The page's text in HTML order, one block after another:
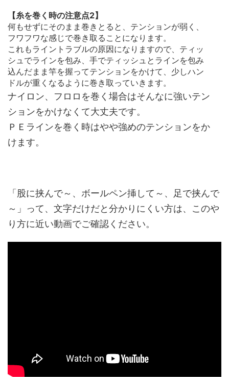
【糸を巻く時の注意点2】
何もせずにそのまま巻きとると、テンションが弱く、
フワフワな感じで巻き取ることになります。
これもライントラブルの原因になりますので、ティッ
シュでラインを包み、手でティッシュとラインを包み
込んだまま竿を握ってテンションをかけて、少しハン
ドルが重くなるように巻き取っていきます。
ナイロン、フロロを巻く場合はそんなに強いテン
ションをかけなくて大丈夫です。
ＰＥラインを巻く時はやや強めのテンションをか
けます。
「股に挟んで～、ボールペン挿して～、足で挟んで
～」って、文字だけだと分かりにくい方は、このや
り方に近い動画でご確認ください。